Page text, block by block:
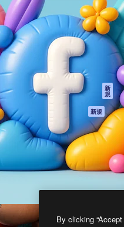
利用して
AI 画像生成ツール
AI 動画生成ツール
AI 音声合成ツール
ストックコンテン
ツ
Claude/ChatGPT
向けMCP
新
規
新規
API
モバイルアプリ
すべてのMagnificツ
ール
S.L.U.無断複写・転載を禁じます
By clicking